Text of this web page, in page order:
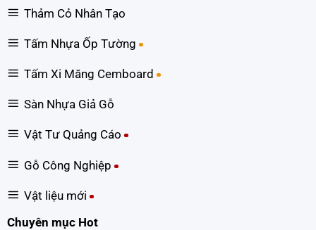
Thảm Cỏ Nhân Tạo
Tấm Nhựa Ốp Tường
Tấm Xi Măng Cemboard
Sàn Nhựa Giả Gỗ
Vật Tư Quảng Cáo
Gỗ Công Nghiệp
Vật liệu mới
Chuyên mục Hot